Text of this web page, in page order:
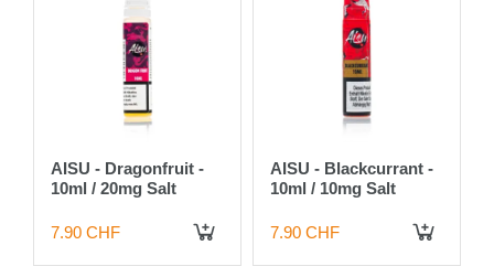
AISU - Dragonfruit -
10ml / 20mg Salt
7.90 CHF
AISU - Blackcurrant -
10ml / 10mg Salt
7.90 CHF